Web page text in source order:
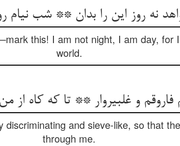
نه روز این را بدان ** شب نی‏ام
this! I am not night, I am day, for
world.
فاروقم و غلبیروار ** تا که کاه از من
discriminating and sieve-like, so that
through me.